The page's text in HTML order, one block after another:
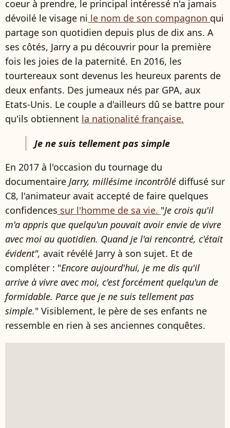
coeur à prendre, le principal intéressé n'a jamais
dévoilé le visage ni le nom de son compagnon qui
partage son quotidien depuis plus de dix ans. A
ses côtés, Jarry a pu découvrir pour la première
fois les joies de la paternité. En 2016, les
tourtereaux sont devenus les heureux parents de
deux enfants. Des jumeaux nés par GPA, aux
Etats-Unis. Le couple a d'ailleurs dû se battre pour
qu'ils obtiennent la nationalité française.
Je ne suis tellement pas simple
En 2017 à l'occasion du tournage du
documentaire Jarry, millésime incontrôlé diffusé sur
C8, l'animateur avait accepté de faire quelques
confidences sur l'homme de sa vie. "Je crois qu'il
m'a appris que quelqu'un pouvait avoir envie de vivre
avec moi au quotidien. Quand je l'ai rencontré, c'était
évident", avait révélé Jarry à son sujet. Et de
compléter : "Encore aujourd'hui, je me dis qu'il
arrive à vivre avec moi, c'est forcément quelqu'un de
formidable. Parce que je ne suis tellement pas
simple." Visiblement, le père de ses enfants ne
ressemble en rien à ses anciennes conquêtes.